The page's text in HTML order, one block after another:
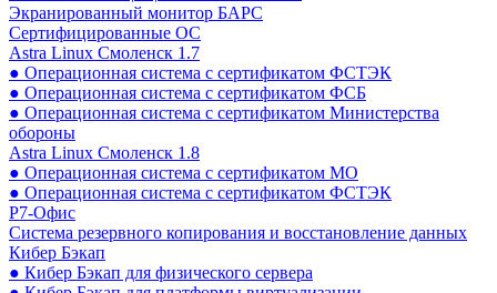
Экранированный монитор БАРС
Сертифицированные ОС
Astra Linux Смоленск 1.7
● Операционная система с сертификатом ФСТЭК
● Операционная система с сертификатом ФСБ
● Операционная система с сертификатом Министерства
обороны
Astra Linux Смоленск 1.8
● Операционная система с сертификатом МО
● Операционная система с сертификатом ФСТЭК
Р7-Офис
Система резервного копирования и восстановление данных
Кибер Бэкап
● Кибер Бэкап для физического сервера